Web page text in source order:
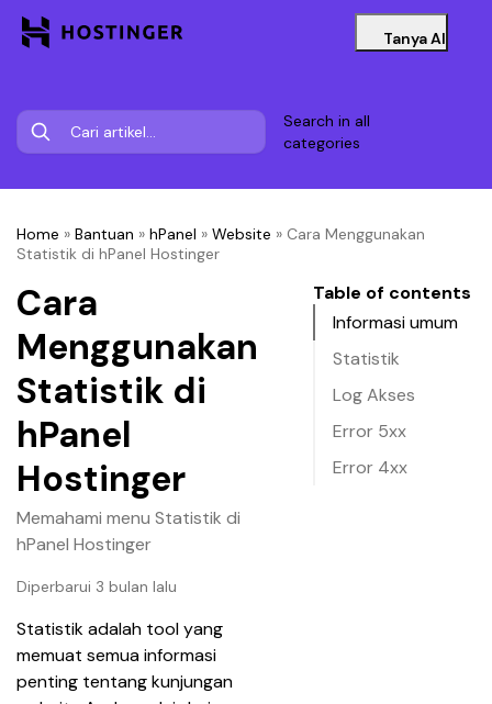
Tanya AI
Search in all
categories
Home » Bantuan » hPanel » Website » Cara Menggunakan
Statistik di hPanel Hostinger
Cara
Menggunakan
Statistik di
hPanel
Hostinger
Memahami menu Statistik di
hPanel Hostinger
Diperbarui 3 bulan lalu
Statistikadalah tool yang
memuat semua informasi
penting tentang kunjungan
Table of contents
Informasi umum
Statistik
Log Akses
Error 5xx
Error 4xx